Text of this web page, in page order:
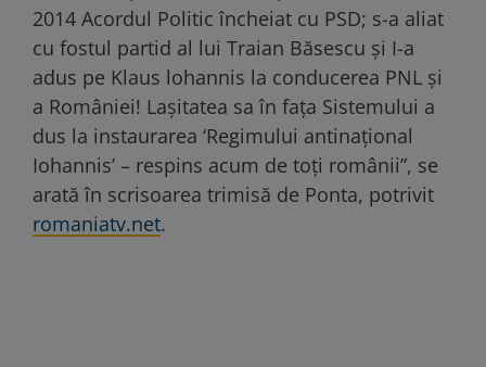
2014 Acordul Politic încheiat cu PSD; s-a aliat
cu fostul partid al lui Traian Băsescu și I-a
adus pe Klaus lohannis la conducerea PNL și
a României! Lașitatea sa în fața Sistemului a
dus la instaurarea ‘Regimului antinațional
Iohannis’ – respins acum de toți românii”, se
arată în scrisoarea trimisă de Ponta, potrivit
romaniatv.net.